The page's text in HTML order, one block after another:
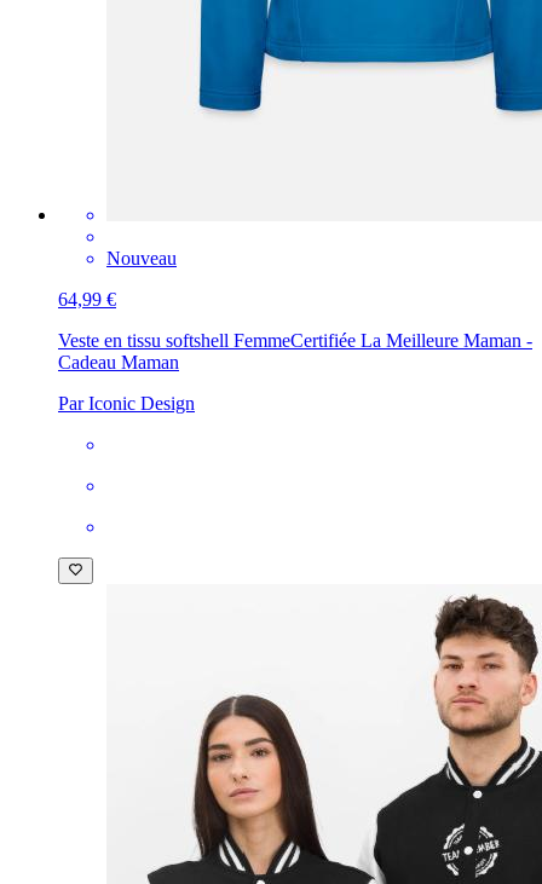
Nouveau
64,99 €
Veste en tissu softshell FemmeCertifiée La Meilleure Maman -
Cadeau Maman
Par Iconic Design